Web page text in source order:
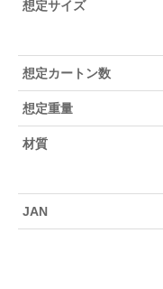
想定サイズ
想定カートン数
想定重量
材質
JAN